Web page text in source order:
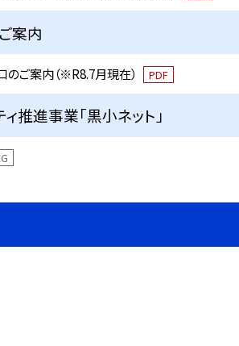
案内
ご案内（※R8.7月現在） PDF
推進事業「黒小ネット」